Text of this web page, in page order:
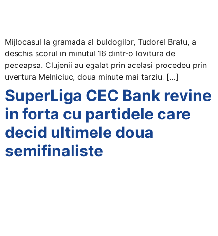
Mijlocasul la gramada al buldogilor, Tudorel Bratu, a
deschis scorul in minutul 16 dintr-o lovitura de
pedeapsa. Clujenii au egalat prin acelasi procedeu prin
uvertura Melniciuc, doua minute mai tarziu. […]
SuperLiga CEC Bank revine
in forta cu partidele care
decid ultimele doua
semifinaliste